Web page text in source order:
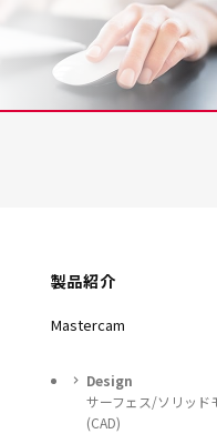
製品紹介
Mastercam
Design
サーフェス/ソリッド
(CAD)